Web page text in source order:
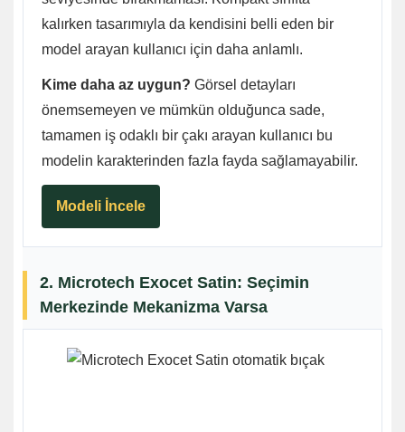
kalırken tasarımıyla da kendisini belli eden bir
model arayan kullanıcı için daha anlamlı.
Kime daha az uygun? Görsel detayları
önemsemeyen ve mümkün olduğunca sade,
tamamen iş odaklı bir çakı arayan kullanıcı bu
modelin karakterinden fazla fayda sağlamayabilir.
Modeli İncele
2. Microtech Exocet Satin: Seçimin
Merkezinde Mekanizma Varsa